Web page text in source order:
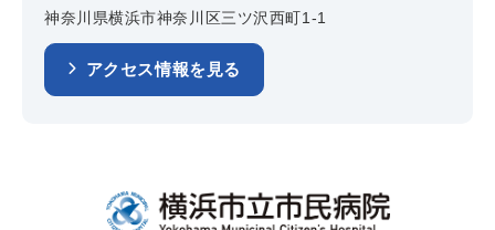
神奈川県横浜市神奈川区三ツ沢西町1-1
アクセス情報を見る